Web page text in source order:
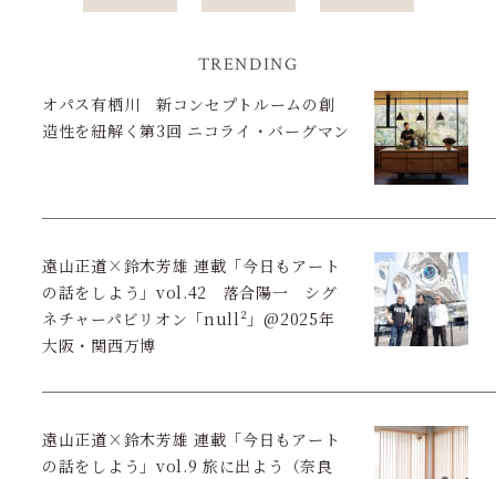
TRENDING
オパス有栖川 新コンセプトルームの創
造性を紐解く第3回 ニコライ・バーグマン
遠山正道×鈴木芳雄 連載「今日もアート
の話をしよう」vol.42 落合陽一 シグ
ネチャーパビリオン「null²」@2025年
大阪・関西万博
遠山正道×鈴木芳雄 連載「今日もアート
の話をしよう」vol.9 旅に出よう（奈良